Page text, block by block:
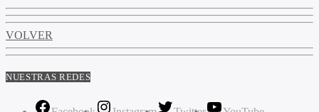
VOLVER
NUESTRAS REDES